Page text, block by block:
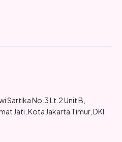
Sartika No.3 Lt.2 Unit B,
Jati, Kota Jakarta Timur, DKI